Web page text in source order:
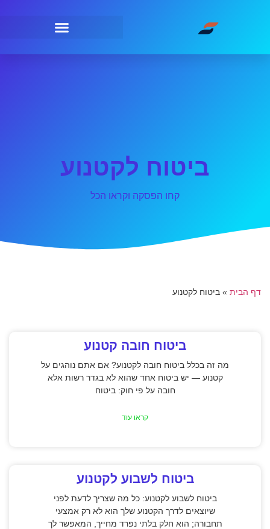
ביטוח לקטנוע
קחו הפסקה וקראו הכל
דף הבית » ביטוח לקטנוע
ביטוח חובה קטנוע
מה זה בכלל ביטוח חובה לקטנוע? אם אתם נוהגים על
קטנוע — יש ביטוח אחד שהוא לא בגדר רשות אלא
חובה על פי חוק: ביטוח
קראו עוד
ביטוח לשבוע לקטנוע
ביטוח לשבוע לקטנוע: כל מה שצריך לדעת לפני
שיוצאים לדרך הקטנוע שלך הוא לא רק אמצעי
תחבורה; הוא חלק בלתי נפרד מחייך, המאפשר לך